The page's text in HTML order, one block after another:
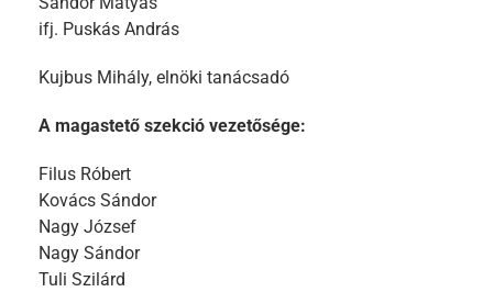
ifj. Puskás András
Kujbus Mihály, elnöki tanácsadó
A magastető szekció vezetősége:
Filus Róbert
Kovács Sándor
Nagy József
Nagy Sándor
Tuli Szilárd